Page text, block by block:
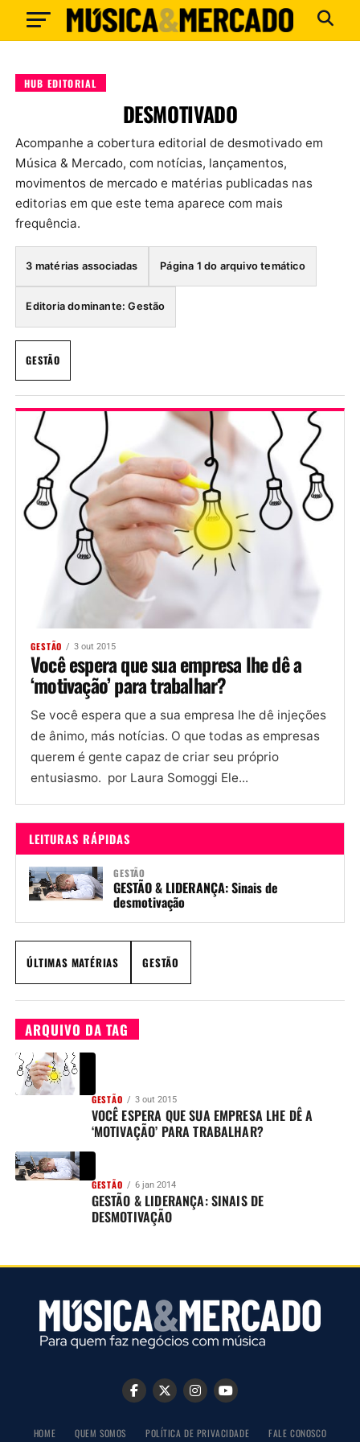
HUB EDITORIAL
DESMOTIVADO
Acompanhe a cobertura editorial de desmotivado em
Música & Mercado, com notícias, lançamentos,
movimentos de mercado e matérias publicadas nas
editorias em que este tema aparece com mais
frequência.
3 matérias associadas Página 1 do arquivo temático
Editoria dominante: Gestão
GESTÃO
GESTÃO 3 out 2015
Você espera que sua empresa lhe dê a
‘motivação’ para trabalhar?
Se você espera que a sua empresa lhe dê injeções
de ânimo, más notícias. O que todas as empresas
querem é gente capaz de criar seu próprio
entusiasmo. por Laura Somoggi Ele...
LEITURAS RÁPIDAS
GESTÃO
GESTÃO & LIDERANÇA: Sinais de
desmotivação
ÚLTIMAS MATÉRIAS GESTÃO
ARQUIVO DA TAG
GESTÃO 3 out 2015
VOCÊ ESPERA QUE SUA EMPRESA LHE DÊ A
‘MOTIVAÇÃO’ PARA TRABALHAR?
GESTÃO 6 jan 2014
GESTÃO & LIDERANÇA: SINAIS DE
DESMOTIVAÇÃO
HOME QUEM SOMOS POLÍTICA DE PRIVACIDADE FALE CONOSCO